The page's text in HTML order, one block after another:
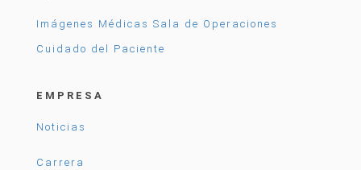
Imágenes Médicas Sala de Operaciones
Cuidado del Paciente
EMPRESA
Noticias
Carrera